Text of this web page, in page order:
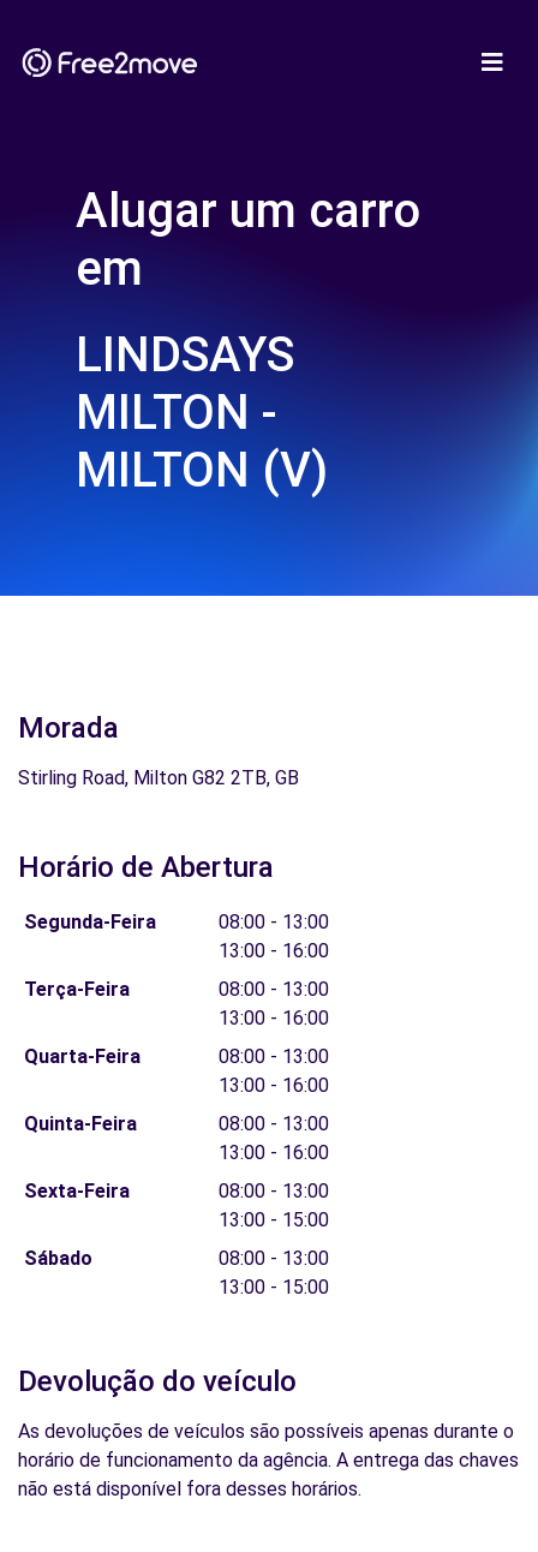
Alugar um carro
em
LINDSAYS
MILTON -
MILTON (V)
Morada
Stirling Road, Milton G82 2TB, GB
Horário de Abertura
Segunda-Feira
08:00 - 13:00
13:00 - 16:00
Terça-Feira
08:00 - 13:00
13:00 - 16:00
Quarta-Feira
08:00 - 13:00
13:00 - 16:00
Quinta-Feira
08:00 - 13:00
13:00 - 16:00
Sexta-Feira
08:00 - 13:00
13:00 - 15:00
Sábado
08:00 - 13:00
13:00 - 15:00
Devolução do veículo
As devoluções de veículos são possíveis apenas durante o
horário de funcionamento da agência. A entrega das chaves
não está disponível fora desses horários.